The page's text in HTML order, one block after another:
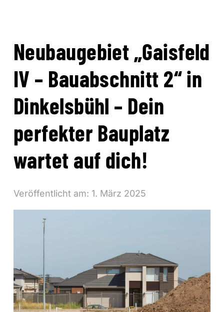
Neubaugebiet „Gaisfeld
IV – Bauabschnitt 2“ in
Dinkelsbühl – Dein
perfekter Bauplatz
wartet auf dich!
Veröffentlicht am: 1. März 2025